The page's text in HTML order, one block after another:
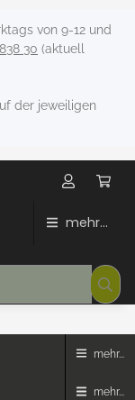
von 9-12 und
30 (aktuell
der jeweiligen
mehr...
mehr...
mehr...